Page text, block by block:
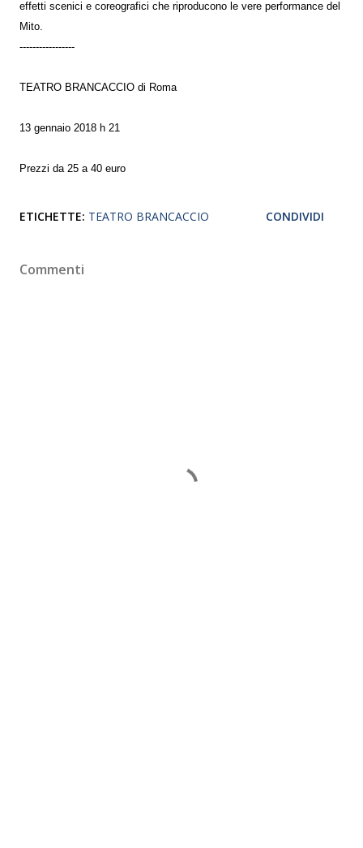
effetti scenici e coreografici che riproducono le vere performance del
Mito.
-----------------
TEATRO BRANCACCIO di Roma
13 gennaio 2018 h 21
Prezzi da 25 a 40 euro
ETICHETTE: TEATRO BRANCACCIO CONDIVIDI
Commenti